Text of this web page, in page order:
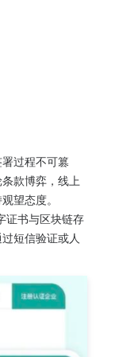
过程不可篡
款博弈，线上
望态度。
证书与区块链存
短信验证或人